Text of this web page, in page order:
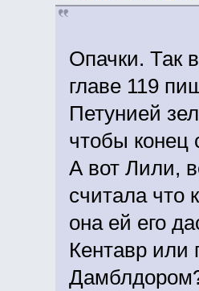
Опачки. Так
главе 119
Петунией
чтобы конец
А вот Лили,
считала что
она ей его
Кентавр или